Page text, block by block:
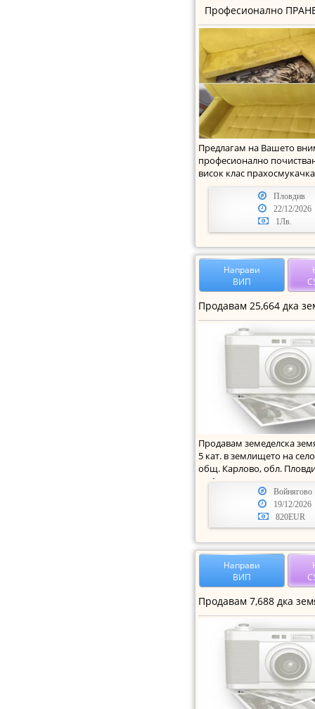
Професионално
Предлагам на Вашето
професионално
висок клас
искате вашите матра
Пловдив
22/12/2026
1Лв.
Направи
ВИП
Продавам земеделска
5 кат. в землището на
общ. Карлово, обл.
на 1 к
Войнягово
19/12/2026
820EUR
Направи
ВИП